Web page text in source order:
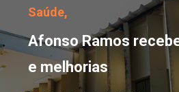
Saúde,
Afonso Ramos
e melhorias